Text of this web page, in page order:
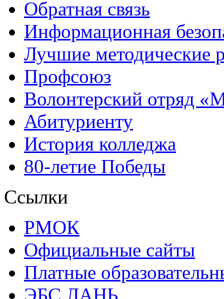
Обратная связь
Информационная
Лучшие методические
Профсоюз
Волонтерский отряд
Абитуриенту
История колледжа
80-летие Победы
Ссылки
РМОК
Официальные сайты
Платные